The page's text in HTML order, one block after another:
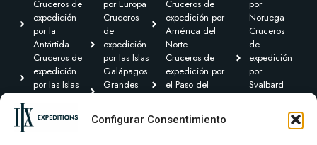
Configurar Consentimiento
Cruceros de
expedición
por la
Antártida
Cruceros de
expedición
por las Islas
Cruceros de
expedición por
por Europa
Cruceros
de
expedición
por las Islas
Galápagos
Grandes
expedición
Cruceros de
expedición por
América del
Norte
Cruceros de
expedición por
el Paso del
Cruceros de
por
Noruega
Cruceros
de
expedición
por
Svalbard
Transoceánicas